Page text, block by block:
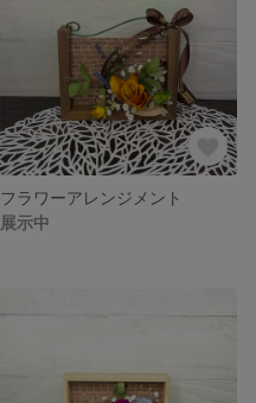
フラワーアレンジメント
展示中